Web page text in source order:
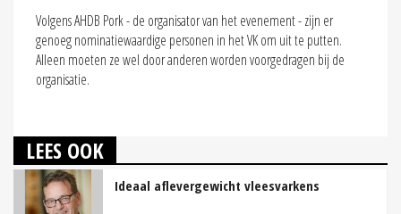
Volgens AHDB Pork - de organisator van het evenement - zijn er
genoeg nominatiewaardige personen in het VK om uit te putten.
Alleen moeten ze wel door anderen worden voorgedragen bij de
organisatie.
LEES OOK
Ideaal aflevergewicht vleesvarkens